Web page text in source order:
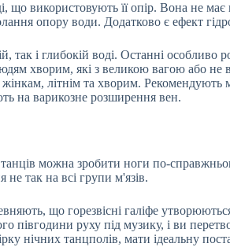
що використовують її опір. Вона не
опору води. Додатково є ефект
так і глибокій воді. Останні
хворим, які з великою вагою або
літнім та хворим.
на варикозне розширення вен.
можна зробити ноги по-
так на всі групи м'язів.
що горезвісні галіфе
півгодини руху під музику, і ви
нічних танцполів, мати ідеальну